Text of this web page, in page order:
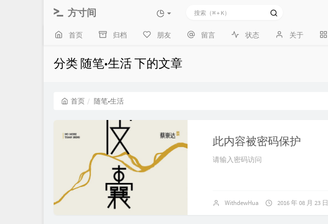
方寸间
首页 归档 朋友 留言 状态 关于
分类 随笔•生活 下的文章
首页 随笔•生活
此内容被密码保护
请输入密码访问
WithdewHua 2016 年 08 月 23 日